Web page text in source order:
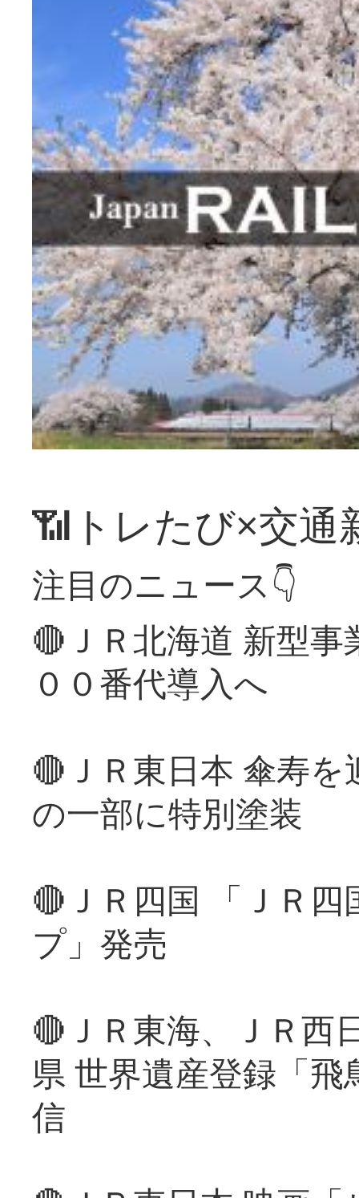
📶トレたび×交通
注目のニュース👇
🔴ＪＲ北海道 新型
００番代導入へ
🔴ＪＲ東日本 傘寿
の一部に特別塗装
🔴ＪＲ四国 「ＪＲ
プ」発売
🔴ＪＲ東海、ＪＲ西
県 世界遺産登録「
信